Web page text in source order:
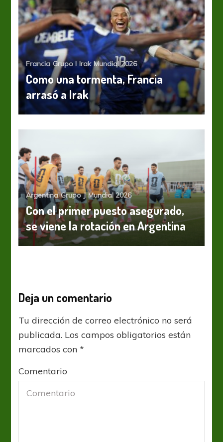
Francia Grupo I Irak Mundial 2026
Como una tormenta, Francia
arrasó a Irak
Argentina Grupo J Mundial 2026
Con el primer puesto asegurado,
se viene la rotación en Argentina
Deja un comentario
Tu dirección de correo electrónico no será
publicada. Los campos obligatorios están
marcados con*
Comentario